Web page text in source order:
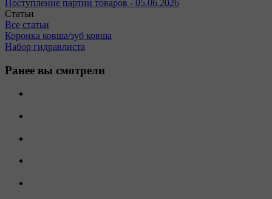
Поступление партии товаров - 05.06.2026
Статьи
Все статьи
Коронка ковша/зуб ковша
Набор гидравлиста
Ранее вы смотрели